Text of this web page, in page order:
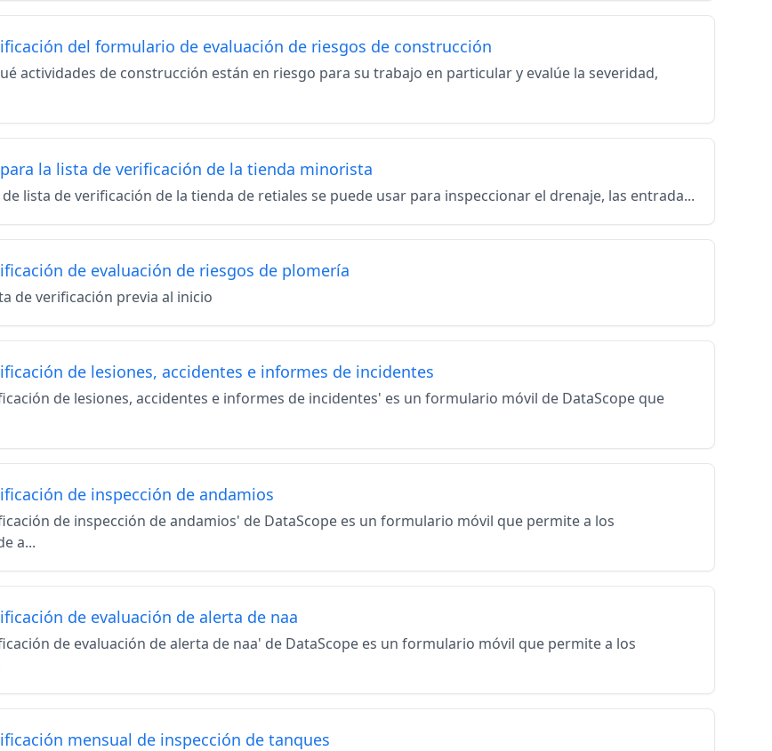
del formulario de evaluación de riesgos de construcción
actividades de construcción están en riesgo para su trabajo en particular y evalúe la severidad,
la lista de verificación de la tienda minorista
lista de verificación de la tienda de retiales se puede usar para inspeccionar el drenaje, las entrada...
de evaluación de riesgos de plomería
de verificación previa al inicio
de lesiones, accidentes e informes de incidentes
de lesiones, accidentes e informes de incidentes' es un formulario móvil de DataScope que
de inspección de andamios
de inspección de andamios' de DataScope es un formulario móvil que permite a los
a...
de evaluación de alerta de naa
de evaluación de alerta de naa' de DataScope es un formulario móvil que permite a los
mensual de inspección de tanques